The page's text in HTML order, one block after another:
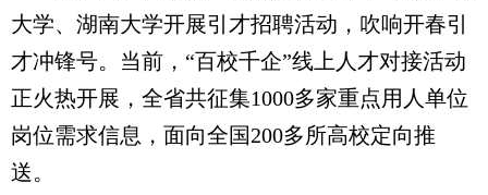
大学、湖南大学开展引才招聘活动，吹响开春引
才冲锋号。当前，“百校千企”线上人才对接活动
正火热开展，全省共征集1000多家重点用人单位
岗位需求信息，面向全国200多所高校定向推
送。